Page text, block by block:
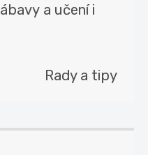
a učení i
Rady a tipy